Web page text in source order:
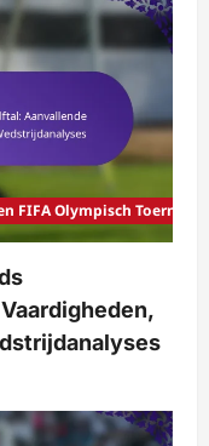
FIFA Olympisch Toernooi